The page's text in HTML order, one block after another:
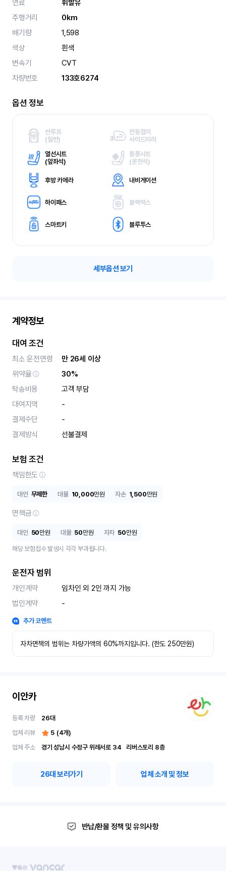
연료
휘발유
주행거리
0km
배기량
1,598
색상
흰색
변속기
CVT
차량번호
133호6274
옵션 정보
썬루프
(일반)
전동접이
사이드미러
열선시트
(앞좌석)
통풍시트
(운전석)
후방 카메라 내비게이션
하이패스 블랙박스
스마트키 블루투스
세부옵션 보기
계약정보
대여 조건
최소 운전연령
만 26세 이상
위약율
30%
탁송비용
고객 부담
대여지역
-
결제수단
-
결제방식
선불결제
보험 조건
책임한도
대인 무제한 대물 10,000만원 자손 1,500만원
면책금
대인 50만원 대물 50만원 자차 50만원
해당 보험접수 발생시 각각 부과됩니다.
운전자 범위
개인계약
임차인 외 2인 까지 가능
법인계약
-
추가 코멘트
자차면책의 범위는 차량가액의 60%까지입니다. (한도 250만원)
이안카
등록 차량 26대
업체 리뷰
5 (4개)
업체 주소
경기 성남시 수정구 위례서로 34	리버스토리 8층
26대 보러가기 업체 소개 및 정보
반납/환불 정책 및 유의사항